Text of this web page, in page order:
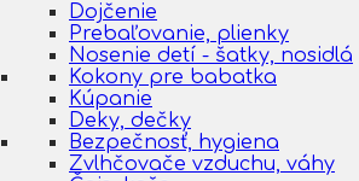
Dojčenie
Prebaľovanie, plienky
Nosenie detí - šatky, nosidlá
Kokony pre babatka
Kúpanie
Deky, dečky
Bezpečnosť, hygiena
Zvlhčovače vzduchu, váhy